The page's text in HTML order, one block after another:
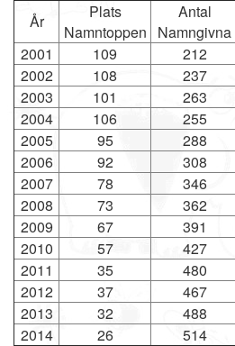
År
Plats
Namntoppen
Antal
Namngivna
2001
109
212
2002
108
237
2003
101
263
2004
106
255
2005
95
288
2006
92
308
2007
78
346
2008
73
362
2009
67
391
2010
57
427
2011
35
480
2012
37
467
2013
32
488
2014
26 514